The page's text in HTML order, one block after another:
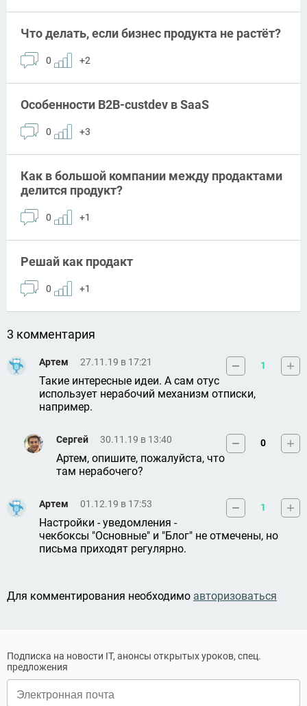
Что делать, если бизнес продукта не растёт?
0 +2
Особенности B2B-custdev в SaaS
0 +3
Как в большой компании между продактами
делится продукт?
0 +1
Решай как продакт
0 +1
3 комментария
Артем 27.11.19 в 17:21 1
Такие интересные идеи. А сам отус
использует нерабочий механизм отписки,
например.
Сергей 30.11.19 в 13:40 0
Артем, опишите, пожалуйста, что
там нерабочего?
Артем 01.12.19 в 17:53 1
Настройки - уведомления -
чекбоксы "Основные" и "Блог" не отмечены, но
письма приходят регулярно.
Для комментирования необходимо авторизоваться
Подписка на новости IT, анонсы открытых уроков, спец.
предложения